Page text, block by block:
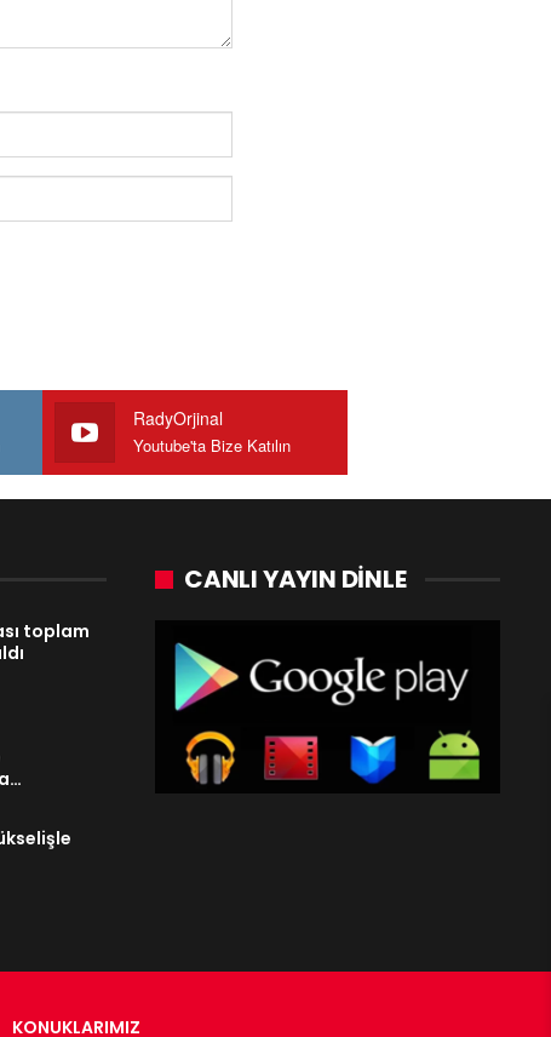
RadyOrjinal
Youtube'ta Bize Katılın
toplam
CANLI YAYIN DINLE
KONUKLARIMIZ